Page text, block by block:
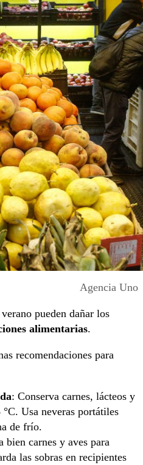
Agencia Uno
pueden dañar los
alimentarias.
recomendaciones para
: Conserva carnes, lácteos y
°C. Usa neveras portátiles
de frío.
bien carnes y aves para
las sobras en recipientes